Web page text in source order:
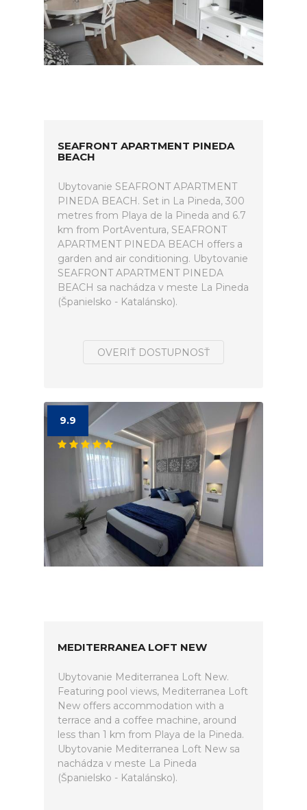
SEAFRONT APARTMENT PINEDA
BEACH
Ubytovanie SEAFRONT APARTMENT
PINEDA BEACH. Set in La Pineda, 300
metres from Playa de la Pineda and 6.7
km from PortAventura, SEAFRONT
APARTMENT PINEDA BEACH offers a
garden and air conditioning. Ubytovanie
SEAFRONT APARTMENT PINEDA
BEACH sa nachádza v meste La Pineda
(Španielsko - Katalánsko).
OVERIŤ DOSTUPNOSŤ
9.9
MEDITERRANEA LOFT NEW
Ubytovanie Mediterranea Loft New.
Featuring pool views, Mediterranea Loft
New offers accommodation with a
terrace and a coffee machine, around
less than 1 km from Playa de la Pineda.
Ubytovanie Mediterranea Loft New sa
nachádza v meste La Pineda
(Španielsko - Katalánsko).